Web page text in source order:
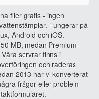
filer gratis - ingen
Fungerar på
Android och iOS.
MB, medan Premium-
servrar finns i
och raderas
2013 har vi konverterat
frågor eller problem